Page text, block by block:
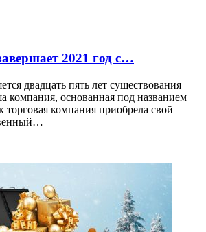
2021 год с…
двадцать пять лет существования
основанная под названием
торговая компания приобрела свой